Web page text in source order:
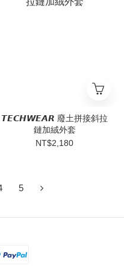
𝙏𝙀𝘾𝙃𝙒𝙀𝘼𝙍 廢土拼接斜拉
鏈加絨外套
NT$2,180
5